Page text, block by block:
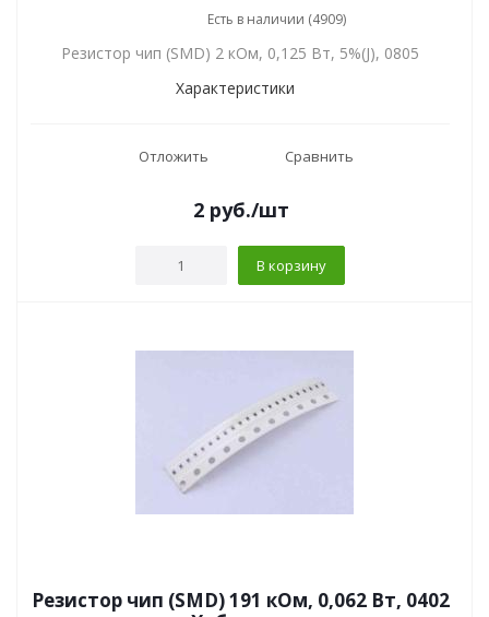
Есть в наличии (4909)
Резистор чип (SMD) 2 кОм, 0,125 Вт, 5%(J), 0805
Характеристики
Отложить Сравнить
2руб./шт
В корзину
Резистор чип (SMD) 191 кОм, 0,062 Вт, 0402